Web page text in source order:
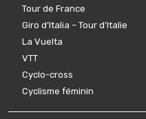
Tour de France
Giro d’Italia – Tour d’Italie
La Vuelta
VTT
Cyclo-cross
Cyclisme féminin